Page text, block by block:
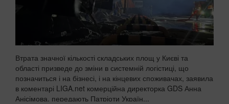
Втрата значної кількості складських площ у Києві та
області призведе до зміни в системній логістиці, що
позначиться і на бізнесі, і на кінцевих споживачах, заявила
в коментарі LIGA.net комерційна директорка GDS Анна
Анісімова, передають Патріоти Україн...